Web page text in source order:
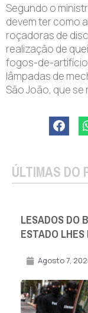
Segundo o
devem ter como
roçadoras de
realização de
fogos-de-artifício
lâmpadas de
São João, que
ÚLTIMAS DO
LESADOS DO
ESTADO
Agosto 7,